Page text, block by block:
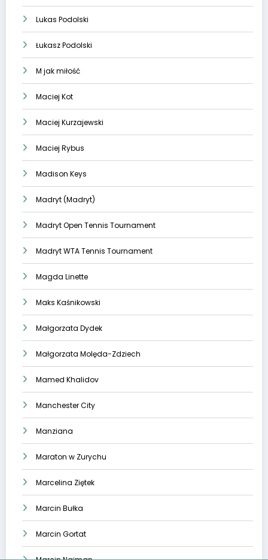
Lukas Podolski
Łukasz Podolski
M jak miłość
Maciej Kot
Maciej Kurzajewski
Maciej Rybus
Madison Keys
Madryt (Madryt)
Madryt Open Tennis Tournament
Madryt WTA Tennis Tournament
Magda Linette
Maks Kaśnikowski
Małgorzata Dydek
Małgorzata Molęda-Zdziech
Mamed Khalidov
Manchester City
Manziana
Maraton w Zurychu
Marcelina Ziętek
Marcin Bułka
Marcin Gortat